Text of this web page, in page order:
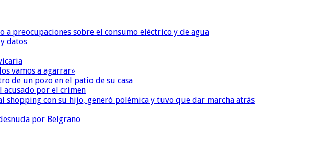
preocupaciones sobre el consumo eléctrico y de agua
datos
vamos a agarrar»
de un pozo en el patio de su casa
acusado por el crimen
con su hijo, generó polémica y tuvo que dar marcha atrás
por Belgrano